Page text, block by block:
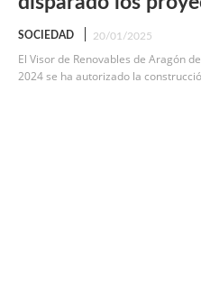
SOCIEDAD 20/01/2025
El Visor de Renovables de Aragón
2024 se ha autorizado la